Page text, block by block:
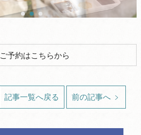
ご予約はこちらから
記事一覧へ戻る 前の記事へ